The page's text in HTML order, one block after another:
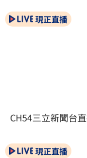
現正直播
CH54三立新聞台
現正直播